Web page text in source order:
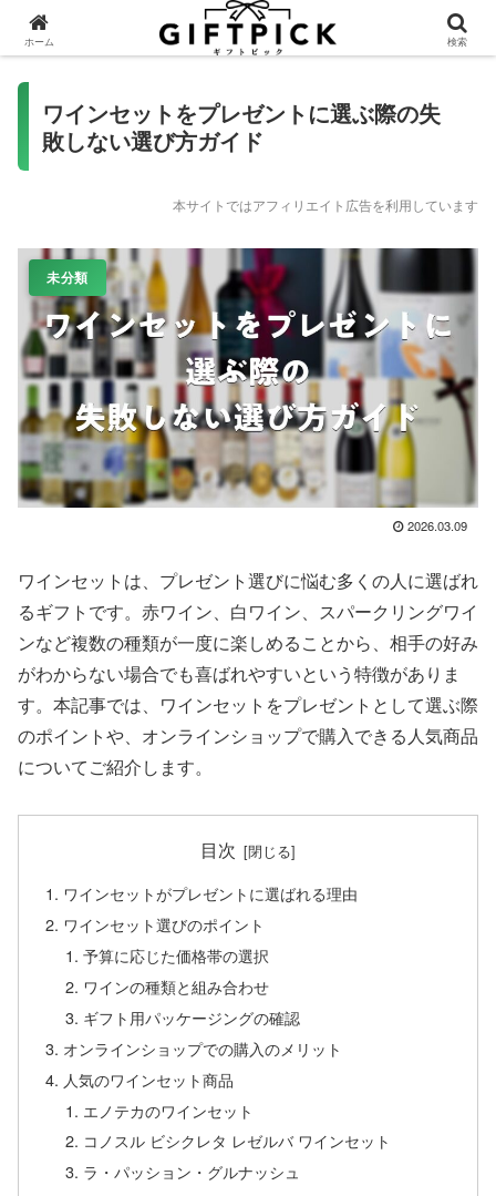
ワインセットをプレゼントに選ぶ際の失
敗しない選び方ガイド
本サイトではアフィリエイト広告を利用しています
未分類
2026.03.09
ワインセットは、プレゼント選びに悩む多くの人に選ばれ
るギフトです。赤ワイン、白ワイン、スパークリングワイ
ンなど複数の種類が一度に楽しめることから、相手の好み
がわからない場合でも喜ばれやすいという特徴がありま
す。本記事では、ワインセットをプレゼントとして選ぶ際
のポイントや、オンラインショップで購入できる人気商品
についてご紹介します。
目次
ワインセットがプレゼントに選ばれる理由
ワインセット選びのポイント
予算に応じた価格帯の選択
ワインの種類と組み合わせ
ギフト用パッケージングの確認
オンラインショップでの購入のメリット
人気のワインセット商品
エノテカのワインセット
コノスル ビシクレタ レゼルバ ワインセット
ラ・パッション・グルナッシュ
ホーム 検索